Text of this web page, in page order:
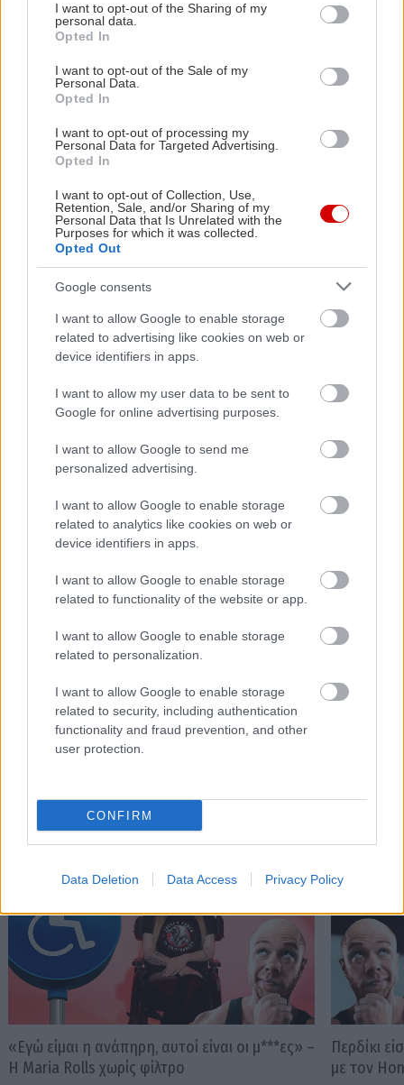
not limited to your visit or usage behaviour. You may click to
grant or deny consent to Google and its third-party tags to
use your data for below specified purposes in below Google
consent section.
I want to opt-out of the Sharing of my
personal data.
Opted In
I want to opt-out of the Sale of my
Personal Data.
Opted In
I want to opt-out of processing my
Personal Data for Targeted Advertising.
Opted In
I want to opt-out of Collection, Use,
Retention, Sale, and/or Sharing of my
Personal Data that Is Unrelated with the
Purposes for which it was collected.
Opted Out
Google consents
I want to allow Google to enable storage
related to advertising like cookies on web or
device identifiers in apps.
I want to allow my user data to be sent to
Google for online advertising purposes.
I want to allow Google to send me
personalized advertising.
I want to allow Google to enable storage
related to analytics like cookies on web or
device identifiers in apps.
I want to allow Google to enable storage
related to functionality of the website or app.
I want to allow Google to enable storage
related to personalization.
I want to allow Google to enable storage
related to security, including authentication
functionality and fraud prevention, and other
user protection.
CONFIRM
Data Deletion Data Access Privacy Policy
Διαβάστε επίσης
«Εγώ είμαι η ανάπηρη, αυτοί είναι οι μ***ες» –
Η Maria Rolls χωρίς φίλτρο
Περδίκι
με τον